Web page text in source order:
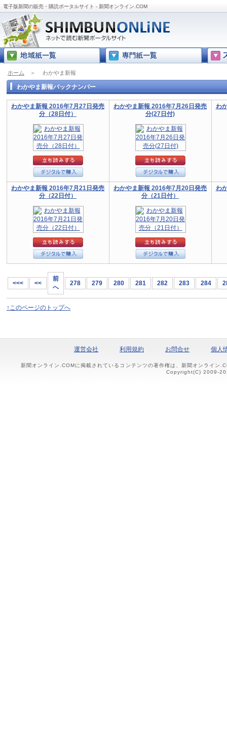
電子版新聞の販売・購読ポータルサイト - 新聞オンライン.COM
ホーム ＞ わかやま新報
わかやま新報バックナンバー
わかやま新報 2016年7月27日発売
分（28日付）
わかやま新報 2016年7月26日発売
分(27日付)
わ
わかやま新報 2016年7月21日発売
分（22日付）
わかやま新報 2016年7月20日発売
分（21日付）
わ
<<< <<
前
へ
278 279 280 281 282 283 284
↑このページのトップへ
運営会社 利用規約 お問合せ 個人
新聞オンライン.COMに掲載されているコンテンツの著作権は、新聞オンライン
Copyright(C) 2009-